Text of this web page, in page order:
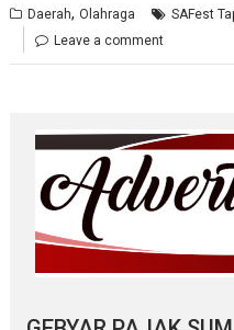
Daerah,Olahraga SAFest
Leave a comment